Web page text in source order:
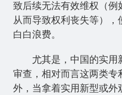
致后续无法有效维权（例
从而导致权利丧失等），
白白浪费。
尤其是，中国的实用
审查，相对而言这两类专
外，当拿着实用新型或外